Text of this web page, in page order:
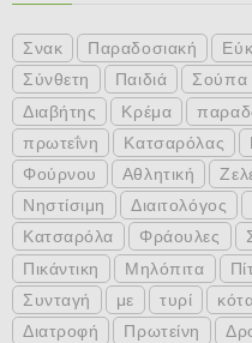
Σνακ Παραδοσιακή
Σύνθετη
Παιδιά Σούπα
Διαβήτης
Κρέμα
πρωτεΐνη
Κατσαρόλας
Φούρνου
Αθλητική
Νηστίσιμη
Διαιτολόγος
Κατσαρόλα
Φράουλες
Πικάντικη
Μηλόπιτα
Συνταγή
με τυρί
Διατροφή
Πρωτείνη